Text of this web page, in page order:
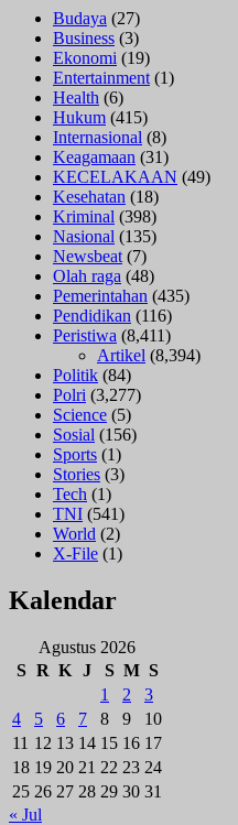
Budaya (27)
Business (3)
Ekonomi (19)
Entertainment (1)
Health (6)
Hukum (415)
Internasional (8)
Keagamaan (31)
KECELAKAAN (49)
Kesehatan (18)
Kriminal (398)
Nasional (135)
Newsbeat (7)
Olah raga (48)
Pemerintahan (435)
Pendidikan (116)
Peristiwa (8,411)
Artikel (8,394)
Politik (84)
Polri (3,277)
Science (5)
Sosial (156)
Sports (1)
Stories (3)
Tech (1)
TNI (541)
World (2)
X-File (1)
Kalendar
Agustus 2026
S R K J S M S
1
2
3
4
5 6 7 8 9
10
11 12 13 14 15 16 17
18 19 20 21 22 23 24
25 26 27 28 29 30 31
« Jul